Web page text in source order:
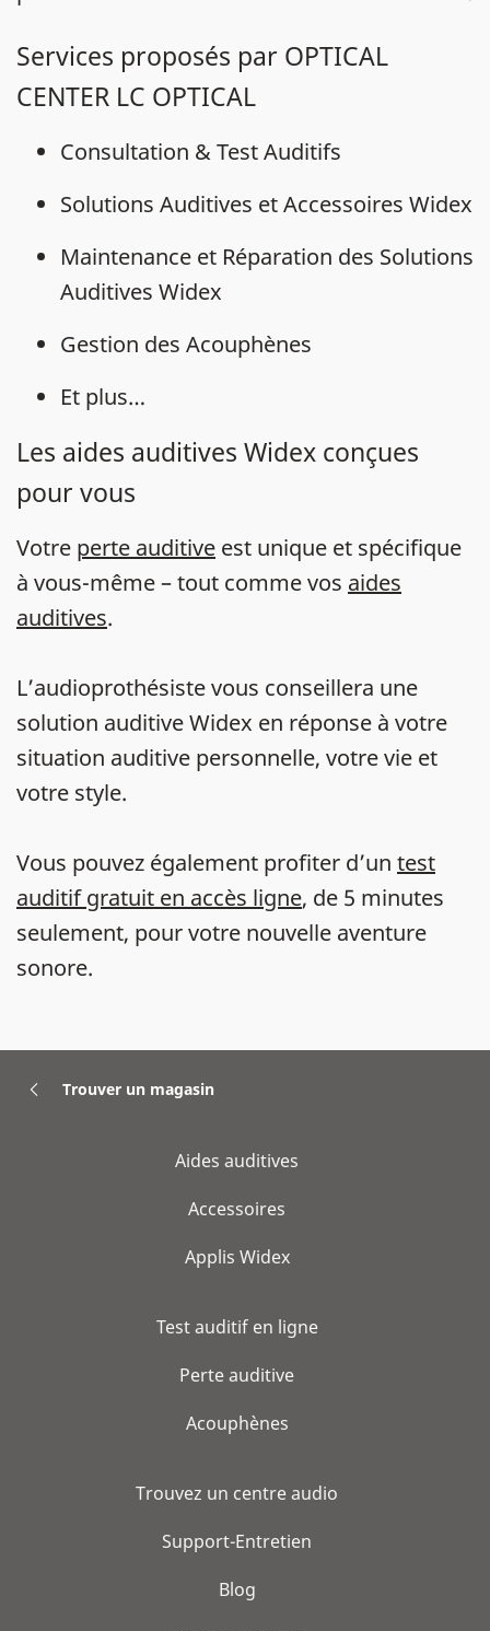
Services proposés par OPTICAL
CENTER LC OPTICAL
Consultation & Test Auditifs
Solutions Auditives et Accessoires Widex
Maintenance et Réparation des Solutions
Auditives Widex
Gestion des Acouphènes
Et plus…
Les aides auditives Widex conçues
pour vous
Votre perte auditive est unique et spécifique
à vous-même – tout comme vos aides
auditives.
L’audioprothésiste vous conseillera une
solution auditive Widex en réponse à votre
situation auditive personnelle, votre vie et
votre style.
Vous pouvez également profiter d’un test
auditif gratuit en accès ligne, de 5 minutes
seulement, pour votre nouvelle aventure
sonore.
Trouver un magasin
Aides auditives
Accessoires
Applis Widex
Test auditif en ligne
Perte auditive
Acouphènes
Trouvez un centre audio
Support-Entretien
Blog